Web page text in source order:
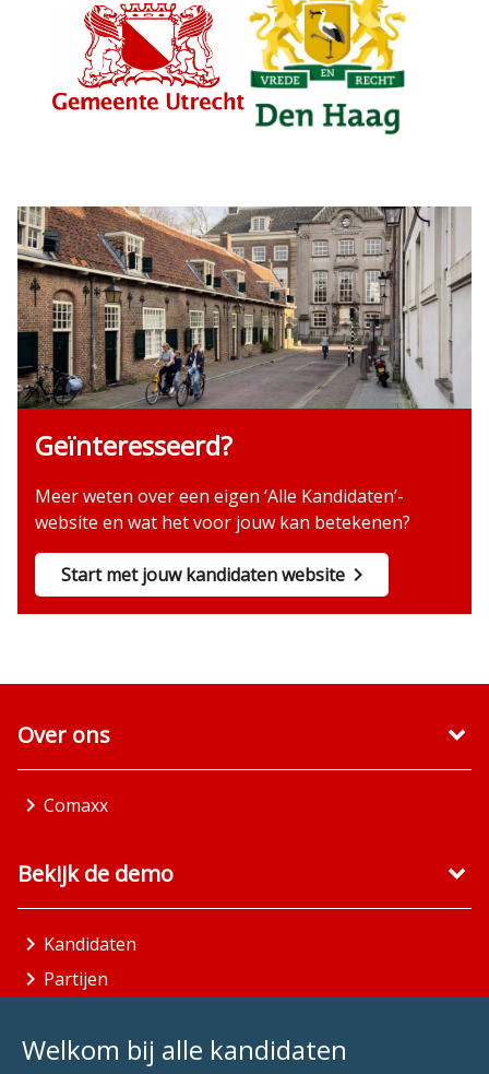
Geïnteresseerd?
Meer weten over een eigen ‘Alle Kandidaten’-
website en wat het voor jouw kan betekenen?
Start met jouw kandidaten website
Welkom bij alle kandidaten
Over ons
Comaxx
Bekijk de demo
Kandidaten
Partijen
Aandachtsgebieden